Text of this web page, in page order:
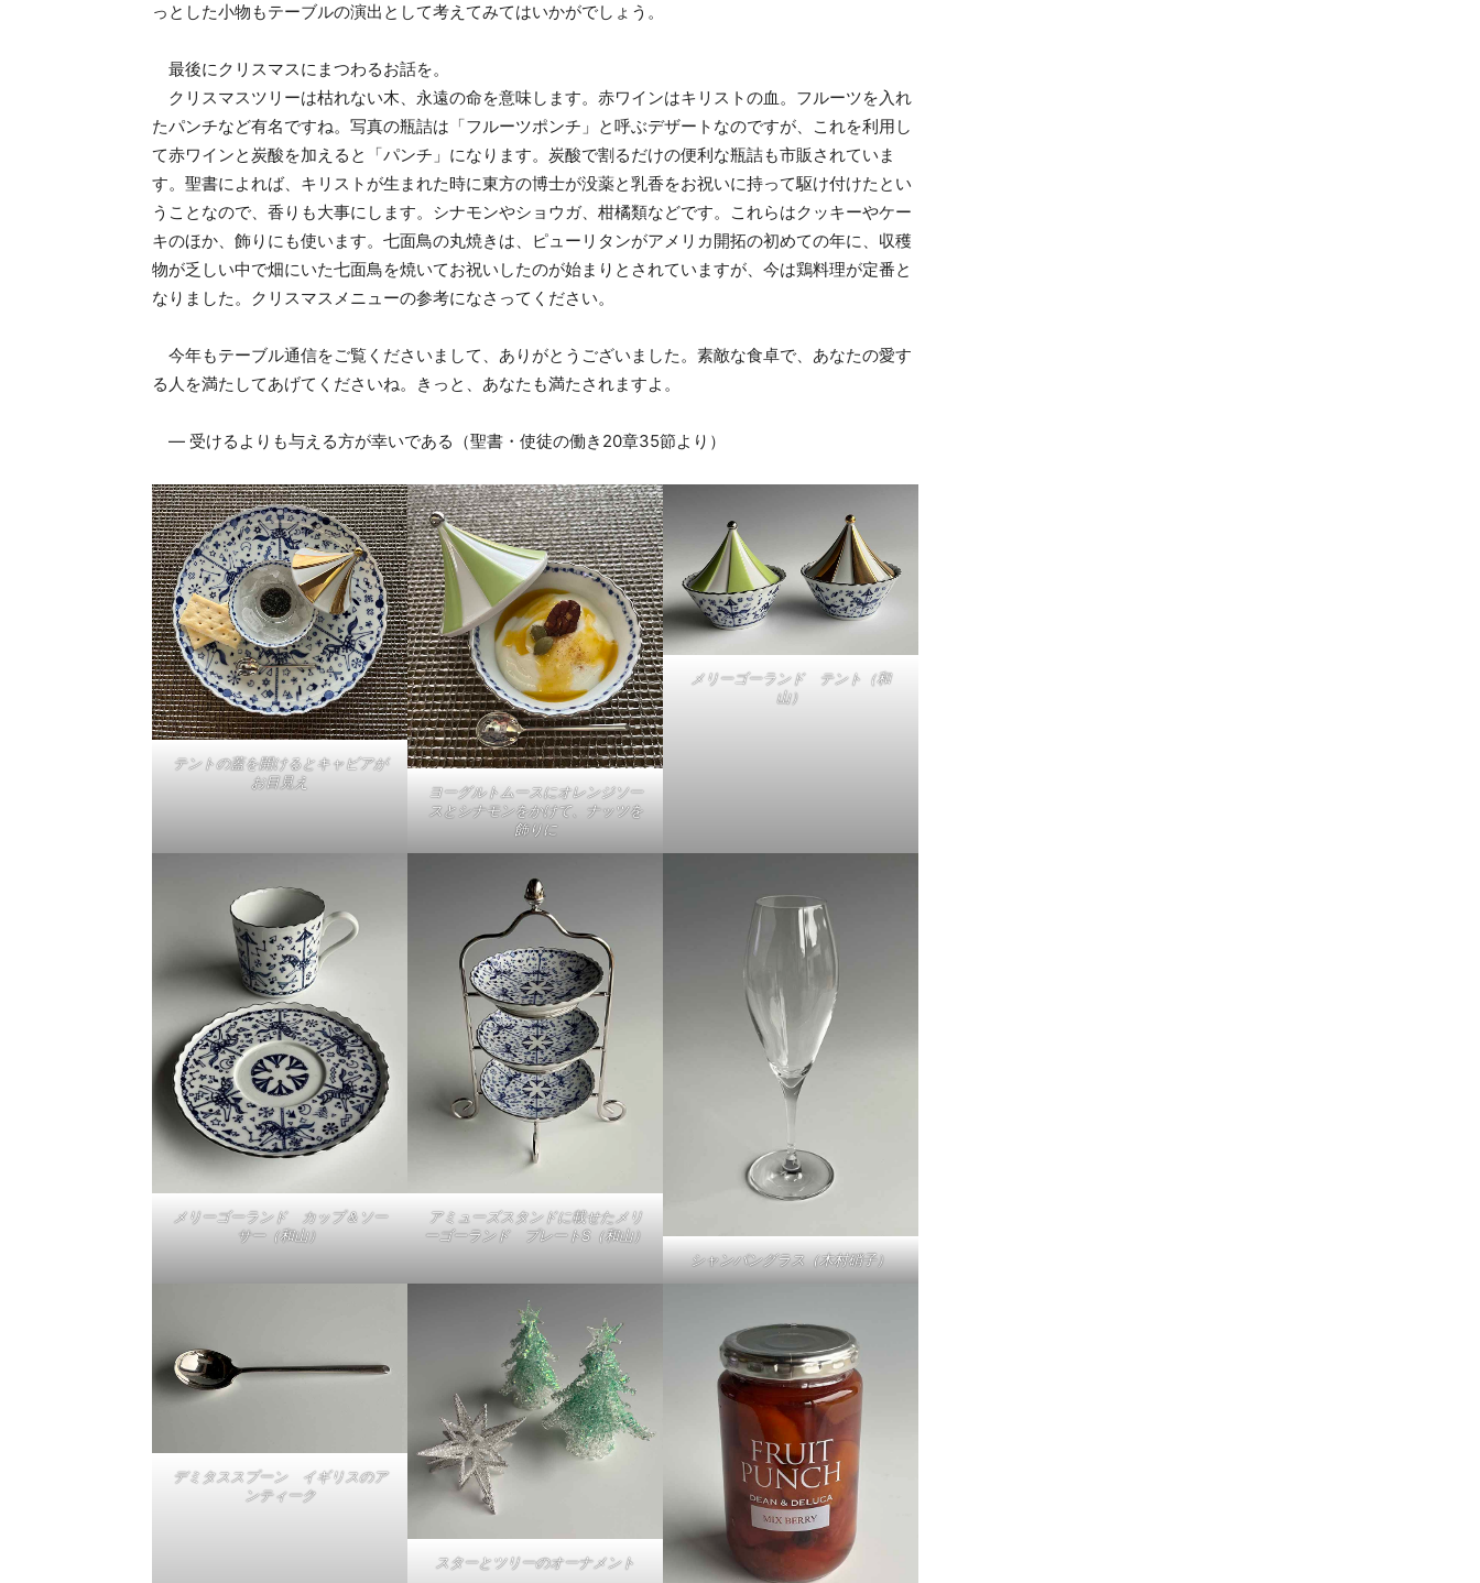
っとした小物もテーブルの演出として考えてみてはいかがでしょう。
最後にクリスマスにまつわるお話を。
クリスマスツリーは枯れない木、永遠の命を意味します。赤ワインはキリストの血。フルーツを入れ
たパンチなど有名ですね。写真の瓶詰は「フルーツポンチ」と呼ぶデザートなのですが、これを利用し
て赤ワインと炭酸を加えると「パンチ」になります。炭酸で割るだけの便利な瓶詰も市販されていま
す。聖書によれば、キリストが生まれた時に東方の博士が没薬と乳香をお祝いに持って駆け付けたとい
うことなので、香りも大事にします。シナモンやショウガ、柑橘類などです。これらはクッキーやケー
キのほか、飾りにも使います。七面鳥の丸焼きは、ピューリタンがアメリカ開拓の初めての年に、収穫
物が乏しい中で畑にいた七面鳥を焼いてお祝いしたのが始まりとされていますが、今は鶏料理が定番と
なりました。クリスマスメニューの参考になさってください。
今年もテーブル通信をご覧くださいまして、ありがとうございました。素敵な食卓で、あなたの愛す
る人を満たしてあげてくださいね。きっと、あなたも満たされますよ。
― 受けるよりも与える方が幸いである（聖書・使徒の働き20章35節より）
テントの蓋を開けるとキャビアが
お目見え
ヨーグルトムースにオレンジソー
スとシナモンをかけて、ナッツを
飾りに
メリーゴーランド テント（和
山）
メリーゴーランド カップ＆ソー
サー（和山）
アミューズスタンドに載せたメリ
ーゴーランド プレートS（和山）
シャンパングラス（木村硝子）
デミタススプーン イギリスのア
ンティーク
スターとツリーのオーナメント